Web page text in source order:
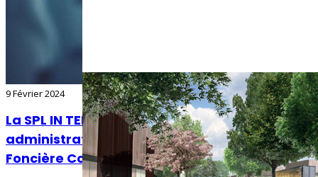
9 Février 2024
La SPL IN TERRA recrute un assistant
administratif (H/F) mutualisé avec la SEM
Foncière Cœur de Ville